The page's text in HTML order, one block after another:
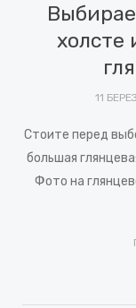
холсте
11
Стоите перед
большая
Фото на